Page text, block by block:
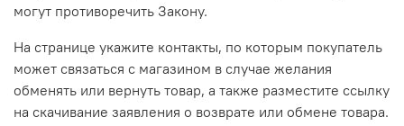
могут противоречить Закону.
На странице укажите контакты, по которым покупатель
может связаться с магазином в случае желания
обменять или вернуть товар, а также разместите ссылку
на скачивание заявления о возврате или обмене товара.